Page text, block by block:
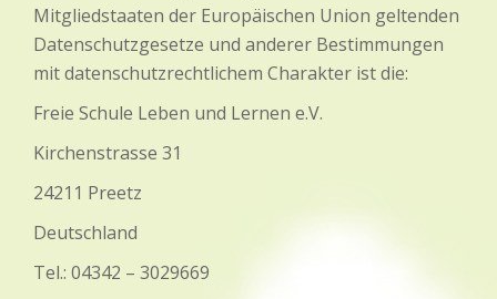
Mitgliedstaaten der Europäischen Union geltenden
Datenschutzgesetze und anderer Bestimmungen
mit datenschutzrechtlichem Charakter ist die:
Freie Schule Leben und Lernen e.V.
Kirchenstrasse 31
24211 Preetz
Deutschland
Tel.: 04342 – 3029669